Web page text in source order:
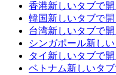
香港新しいタブで開
韓国新しいタブで開
台湾新しいタブで開
シンガポール新しい
タイ 新しいタブで開
ベトナム新しいタブ